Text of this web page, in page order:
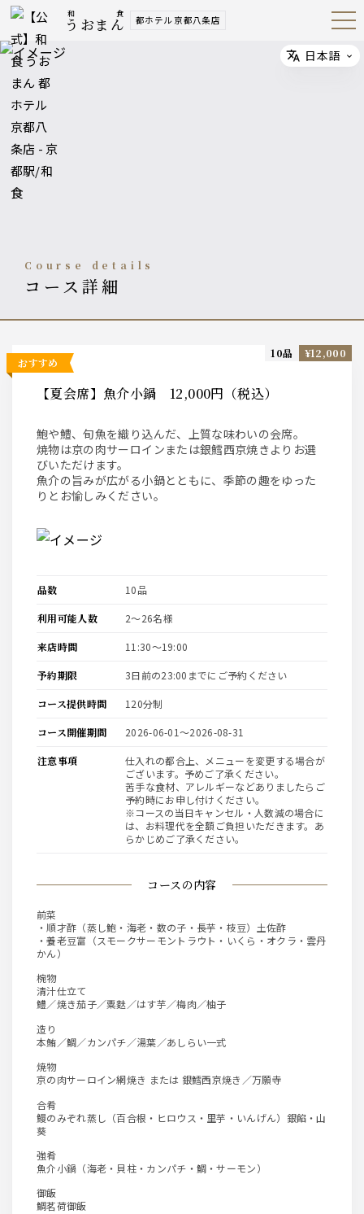
和食
うおまん 都ホテル 京都八条店 Open
Navig
course details
コース詳細
おすすめ
【夏会席】魚介小鍋 12,000円（税込）
鮑や鱧、旬魚を織り込んだ、上質な味わいの会席。
焼物は京の肉サーロインまたは銀鱈西京焼きよりお選
びいただけます。
魚介の旨みが広がる小鍋とともに、季節の趣をゆった
りとお愉しみください。
10品 ¥12,000
コースの内容
前菜
・順才酢（蒸し鮑・海老・数の子・長芋・枝豆）土佐酢
・養老豆富（スモークサーモントラウト・いくら・オクラ・雲丹
かん）
椀物
清汁仕立て
鱧／焼き茄子／粟麩／はす芋／梅肉／柚子
造り
本鮪／鯛／カンパチ／湯葉／あしらい一式
焼物
京の肉サーロイン網焼き または 銀鱈西京焼き／万願寺
合肴
鰻のみぞれ蒸し（百合根・ヒロウス・里芋・いんげん）銀餡・山
葵
強肴
魚介小鍋（海老・貝柱・カンパチ・鯛・サーモン）
御飯
鯛茗荷御飯
品数 10品
利用可能人数 2〜26名様
来店時間 11:30〜19:00
予約期限 3日前の23:00までにご予約ください
コース提供時間 120分制
コース開催期間 2026-06-01〜2026-08-31
注意事項
仕入れの都合上、メニューを変更する場合が
ございます。予めご了承ください。
苦手な食材、アレルギーなどありましたらご
予約時にお申し付けください。
※コースの当日キャンセル・人数減の場合に
は、お料理代を全額ご負担いただきます。あ
らかじめご了承ください。
Select
日本語